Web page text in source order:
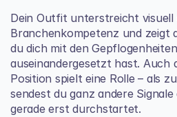
Dein Outfit unterstreicht visuell
Branchenkompetenz und zeigt
du dich mit den
auseinandergesetzt hast. Auch
Position spielt eine Rolle – als
sendest du ganz andere
gerade erst durchstartet.